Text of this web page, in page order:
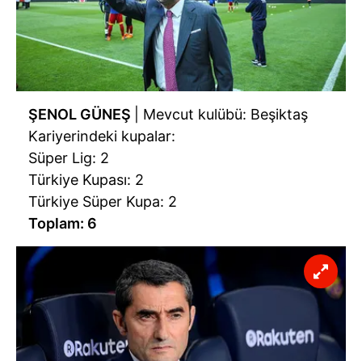
ŞENOL GÜNEŞ
| Mevcut kulübü: Beşiktaş
Kariyerindeki kupalar:
Süper Lig: 2
Türkiye Kupası: 2
Türkiye Süper Kupa: 2
Toplam: 6